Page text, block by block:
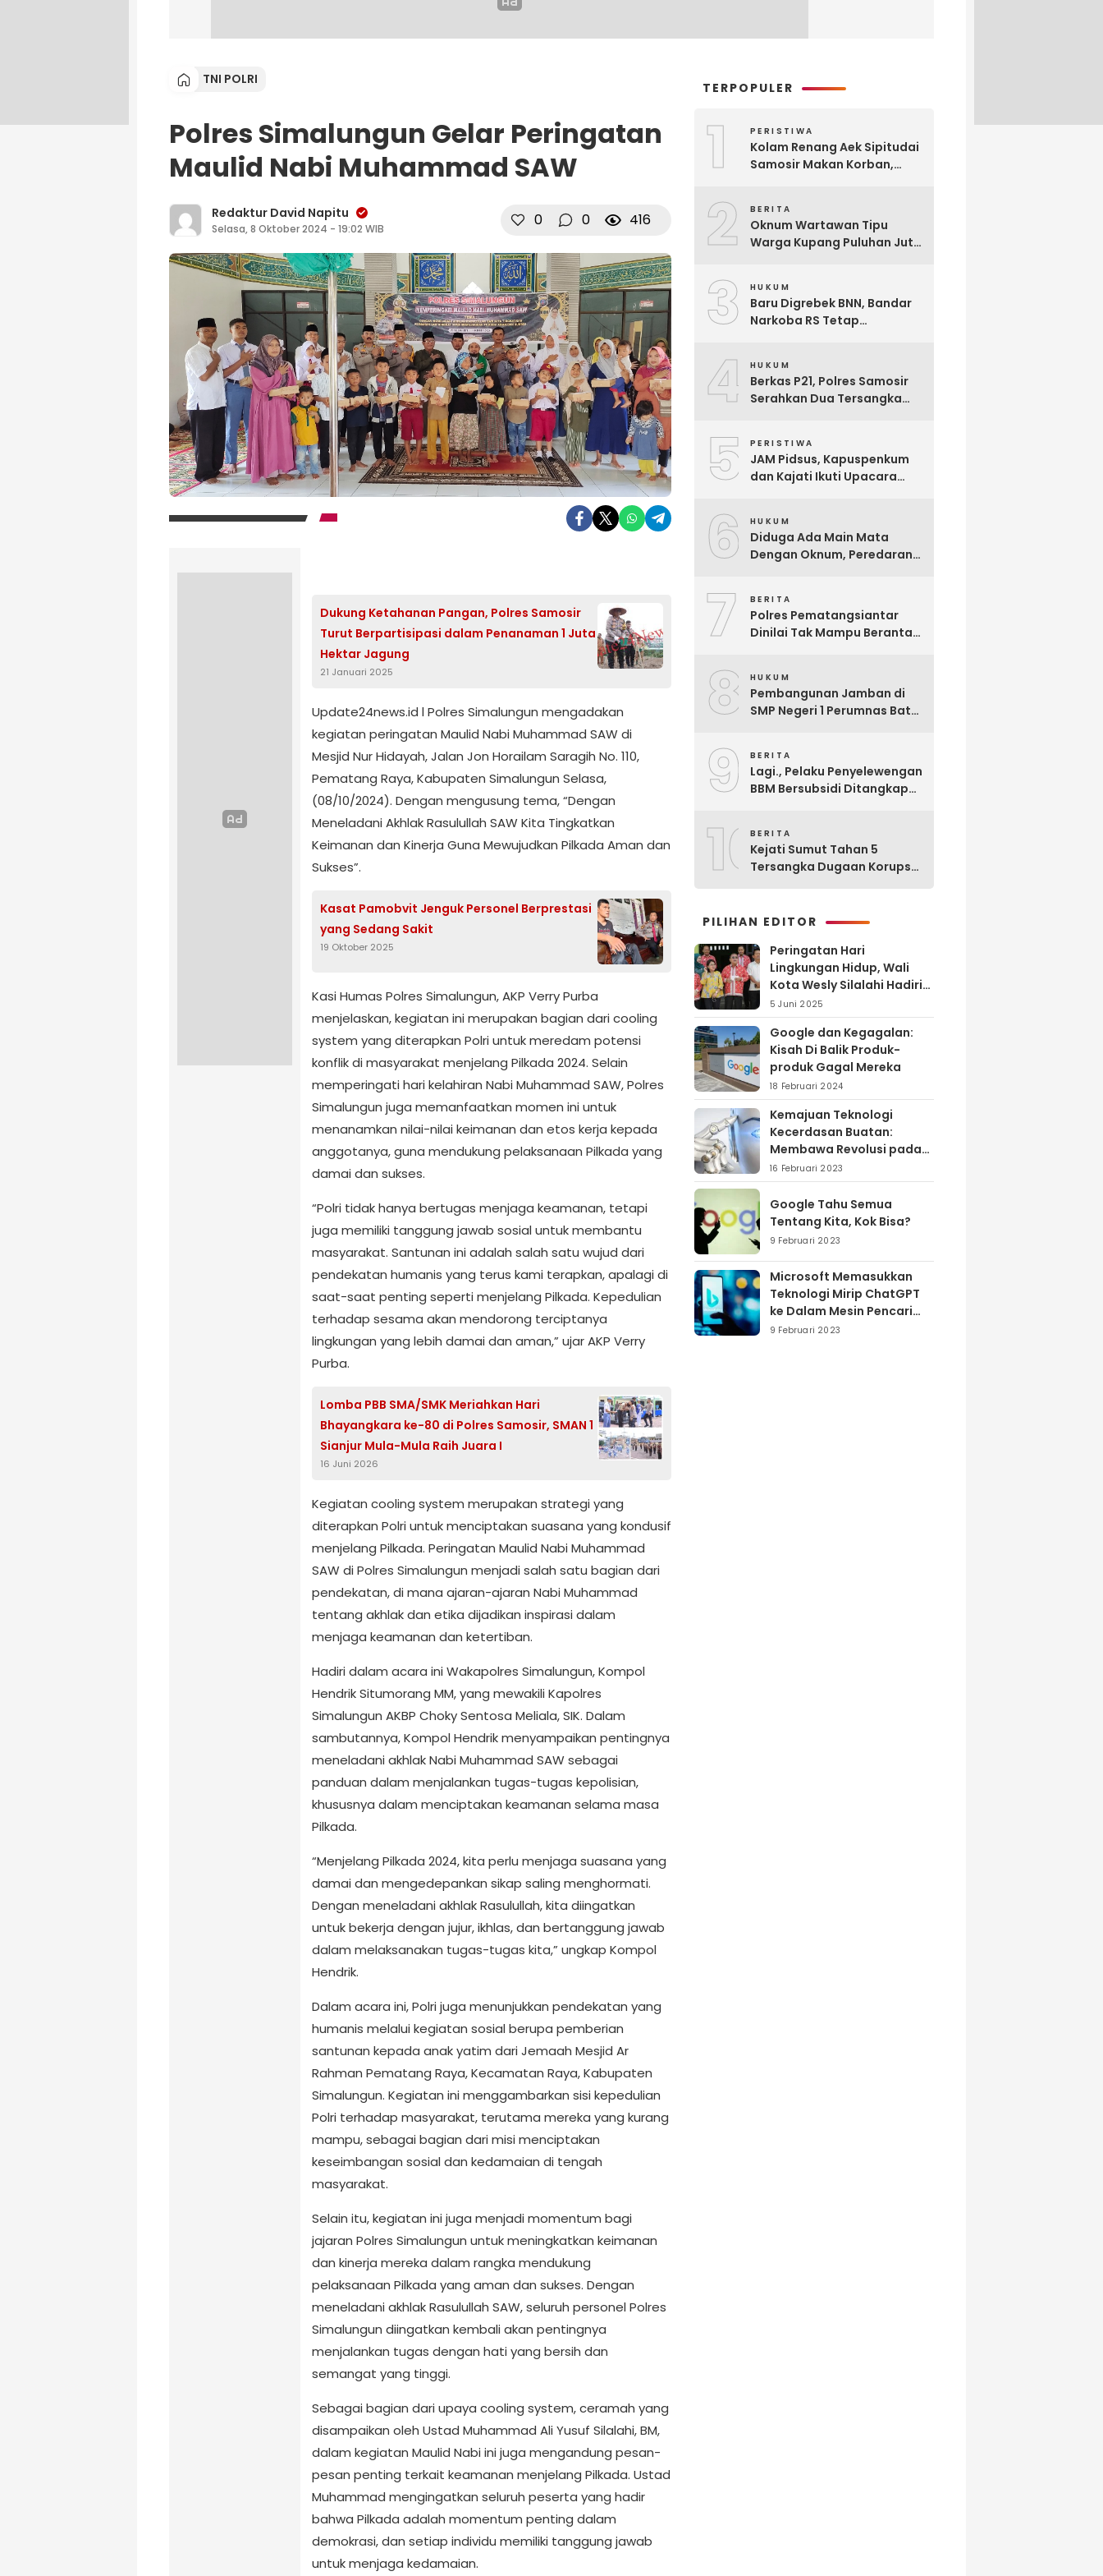
TNI POLRI
Polres Simalungun Gelar Peringatan
Maulid Nabi Muhammad SAW
Redaktur David Napitu
Selasa, 8 Oktober 2024 - 19:02 WIB 0 0 416
Dukung Ketahanan Pangan, Polres Samosir
Turut Berpartisipasi dalam Penanaman 1 Juta
Hektar Jagung
21 Januari 2025
Update24news.id l Polres Simalungun mengadakan
kegiatan peringatan Maulid Nabi Muhammad SAW di
Mesjid Nur Hidayah, Jalan Jon Horailam Saragih No. 110,
Pematang Raya, Kabupaten Simalungun Selasa,
(08/10/2024). Dengan mengusung tema, “Dengan
Meneladani Akhlak Rasulullah SAW Kita Tingkatkan
Keimanan dan Kinerja Guna Mewujudkan Pilkada Aman dan
Sukses”.
Kasat Pamobvit Jenguk Personel Berprestasi
yang Sedang Sakit
19 Oktober 2025
Kasi Humas Polres Simalungun, AKP Verry Purba
menjelaskan, kegiatan ini merupakan bagian dari cooling
system yang diterapkan Polri untuk meredam potensi
konflik di masyarakat menjelang Pilkada 2024. Selain
memperingati hari kelahiran Nabi Muhammad SAW, Polres
Simalungun juga memanfaatkan momen ini untuk
menanamkan nilai-nilai keimanan dan etos kerja kepada
anggotanya, guna mendukung pelaksanaan Pilkada yang
damai dan sukses.
“Polri tidak hanya bertugas menjaga keamanan, tetapi
juga memiliki tanggung jawab sosial untuk membantu
masyarakat. Santunan ini adalah salah satu wujud dari
pendekatan humanis yang terus kami terapkan, apalagi di
saat-saat penting seperti menjelang Pilkada. Kepedulian
terhadap sesama akan mendorong terciptanya
lingkungan yang lebih damai dan aman,” ujar AKP Verry
Purba.
Lomba PBB SMA/SMK Meriahkan Hari
Bhayangkara ke-80 di Polres Samosir, SMAN 1
Sianjur Mula-Mula Raih Juara I
16 Juni 2026
Kegiatan cooling system merupakan strategi yang
diterapkan Polri untuk menciptakan suasana yang kondusif
menjelang Pilkada. Peringatan Maulid Nabi Muhammad
SAW di Polres Simalungun menjadi salah satu bagian dari
pendekatan, di mana ajaran-ajaran Nabi Muhammad
tentang akhlak dan etika dijadikan inspirasi dalam
menjaga keamanan dan ketertiban.
Hadiri dalam acara ini Wakapolres Simalungun, Kompol
Hendrik Situmorang MM, yang mewakili Kapolres
Simalungun AKBP Choky Sentosa Meliala, SIK. Dalam
sambutannya, Kompol Hendrik menyampaikan pentingnya
meneladani akhlak Nabi Muhammad SAW sebagai
panduan dalam menjalankan tugas-tugas kepolisian,
khususnya dalam menciptakan keamanan selama masa
Pilkada.
“Menjelang Pilkada 2024, kita perlu menjaga suasana yang
damai dan mengedepankan sikap saling menghormati.
Dengan meneladani akhlak Rasulullah, kita diingatkan
untuk bekerja dengan jujur, ikhlas, dan bertanggung jawab
dalam melaksanakan tugas-tugas kita,” ungkap Kompol
Hendrik.
Dalam acara ini, Polri juga menunjukkan pendekatan yang
humanis melalui kegiatan sosial berupa pemberian
santunan kepada anak yatim dari Jemaah Mesjid Ar
Rahman Pematang Raya, Kecamatan Raya, Kabupaten
Simalungun. Kegiatan ini menggambarkan sisi kepedulian
Polri terhadap masyarakat, terutama mereka yang kurang
mampu, sebagai bagian dari misi menciptakan
keseimbangan sosial dan kedamaian di tengah
masyarakat.
Selain itu, kegiatan ini juga menjadi momentum bagi
jajaran Polres Simalungun untuk meningkatkan keimanan
dan kinerja mereka dalam rangka mendukung
pelaksanaan Pilkada yang aman dan sukses. Dengan
meneladani akhlak Rasulullah SAW, seluruh personel Polres
Simalungun diingatkan kembali akan pentingnya
menjalankan tugas dengan hati yang bersih dan
semangat yang tinggi.
Sebagai bagian dari upaya cooling system, ceramah yang
disampaikan oleh Ustad Muhammad Ali Yusuf Silalahi, BM,
dalam kegiatan Maulid Nabi ini juga mengandung pesan-
pesan penting terkait keamanan menjelang Pilkada. Ustad
Muhammad mengingatkan seluruh peserta yang hadir
bahwa Pilkada adalah momentum penting dalam
demokrasi, dan setiap individu memiliki tanggung jawab
untuk menjaga kedamaian.
TERPOPULER
1 PERISTIWA
Kolam Renang Aek Sipitudai
Samosir Makan Korban,
2 BERITA
Oknum Wartawan Tipu
Warga Kupang Puluhan Juta
3 HUKUM
Baru Digrebek BNN, Bandar
Narkoba RS Tetap
4 HUKUM
Berkas P21, Polres Samosir
Serahkan Dua Tersangka
Korupsinya
5 PERISTIWA
JAM Pidsus, Kapuspenkum
dan Kajati Ikuti Upacara
Ginting yang Gugur Saat
Tugas
6 HUKUM
Diduga Ada Main Mata
Dengan Oknum, Peredaran
7 BERITA
Polres Pematangsiantar
Dinilai Tak Mampu Berantas
Turun Tangan
8 HUKUM
Pembangunan Jamban di
SMP Negeri 1 Perumnas Batu
9 BERITA
Lagi., Pelaku Penyelewengan
BBM Bersubsidi Ditangkap
10BERITA
Kejati Sumut Tahan 5
Tersangka Dugaan Korupsi
PILIHAN EDITOR
Peringatan Hari
Lingkungan Hidup, Wali
Kota Wesly Silalahi Hadiri
Penyerahan dan
Penyiraman Eco Enzyme di
TPA Tanjung Pinggir
5 Juni 2025
Google dan Kegagalan:
Kisah Di Balik Produk-
produk Gagal Mereka
18 Februari 2024
Kemajuan Teknologi
Kecerdasan Buatan:
Membawa Revolusi pada
Industri dan Masyarakat
16 Februari 2023
Google Tahu Semua
Tentang Kita, Kok Bisa?
9 Februari 2023
Microsoft Memasukkan
Teknologi Mirip ChatGPT
ke Dalam Mesin Pencari
Bing
9 Februari 2023